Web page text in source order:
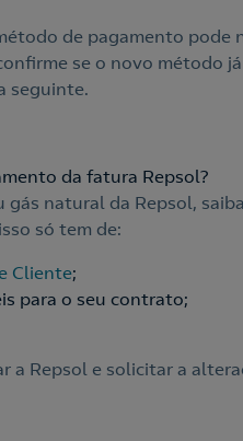
de pagamento pode
se o novo método
seguinte.
da fatura Repsol?
natural da Repsol,
só tem de:
Cliente;
para o seu contrato;
a Repsol e solicitar a